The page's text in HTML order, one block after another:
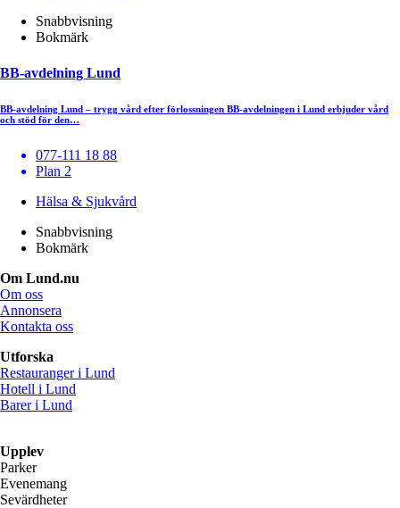
Snabbvisning
Bokmärk
BB-avdelning Lund
BB-avdelning Lund – trygg vård efter förlossningen BB-avdelningen i Lund erbjuder vård
och stöd för den…
077-111 18 88
Plan 2
Hälsa & Sjukvård
Snabbvisning
Bokmärk
Om Lund.nu
Om oss
Annonsera
Kontakta oss
Utforska
Restauranger i Lund
Hotell i Lund
Barer i Lund
Upplev
Parker
Evenemang
Sevärdheter